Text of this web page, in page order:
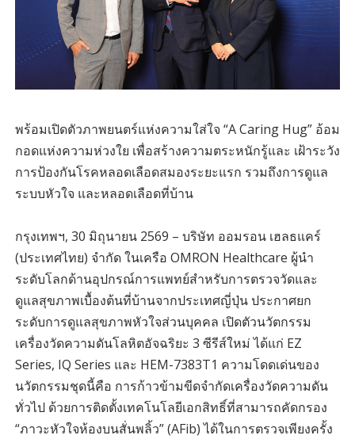
พร้อมเปิดตัวภาพยนตร์แห่งความใส่ใจ “A Caring Hug” อ้อม
กอดแห่งความห่วงใย เพื่อสร้างความตระหนักรู้และ เฝ้าระวัง
การป้องกันโรคหลอดเลือดสมองระยะแรก รวมถึงการดูแล
ระบบหัวใจ และหลอดเลือดที่บ้าน
กรุงเทพฯ, 30 มิถุนายน 2569 – บริษัท ออมรอน เฮลธแคร์
(ประเทศไทย) จำกัด ในเครือ OMRON Healthcare ผู้นำ
ระดับโลกด้านอุปกรณ์การแพทย์สำหรับการตรวจวัดและ
ดูแลสุขภาพเบื้องต้นที่บ้านจากประเทศญี่ปุ่น ประกาศยก
ระดับการดูแลสุขภาพหัวใจส่วนบุคคล เปิดตัวนวัตกรรม
เครื่องวัดความดันโลหิตอัจฉริยะ 3 ซีรีส์ใหม่ ได้แก่ EZ
Series, IQ Series และ HEM-7383T1 ความโดดเด่นของ
นวัตกรรมชุดนี้คือ การก้าวข้ามขีดจำกัดเครื่องวัดความดัน
ทั่วไป ด้วยการติดตั้งเทคโนโลยีเอกสิทธิ์ที่สามารถคัดกรอง
“ภาวะหัวใจห้องบนสั่นพลิ้ว” (AFib) ได้ในการตรวจเพียงครั้ง